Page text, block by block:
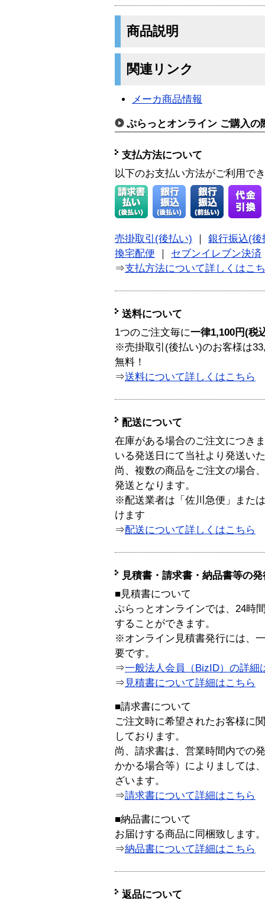
商品説明
関連リンク
メーカ商品情報
ぷらっとオンライン ご購入の
支払方法について
以下のお支払い方法がご利用で
売掛取引(後払い)
銀行振込(後
換宅配便
セブンイレブン決済
⇒支払方法について詳しくはこ
送料について
1つのご注文毎に一律1,100円(税
※売掛取引(後払い)のお客様は
無料！
⇒送料について詳しくはこちら
配送について
在庫がある場合のご注文につき
いる発送日にて当社より発送い
尚、複数の商品をご注文の場合
発送となります。
※配送業者は「佐川急便」また
けます
⇒配送について詳しくはこちら
見積書・請求書・納品書等の
■見積書について
ぷらっとオンラインでは、24時
することができます。
※オンライン見積書発行には、
要です。
⇒一般法人会員（BizID）の詳細
⇒ 見積書について詳細はこちら
■請求書について
ご注文時に希望されたお客様に
しております。
尚、請求書は、営業時間内での
かかる場合等）によりましては
ざいます。
⇒請求書について詳細はこちら
■納品書について
お届けする商品に同梱致します。
⇒納品書について詳細はこちら
返品について